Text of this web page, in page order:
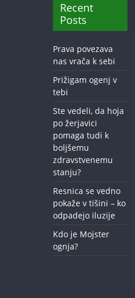
Recent
Posts
Prava povezava
nas vrača k sebi
Prižigam ogenj v
tebi
Ste vedeli, da hoja
po žerjavici
pomaga tudi k
boljšemu
zdravstvenemu
stanju?
Resnica se vedno
pokaže v tišini – ko
odpadejo iluzije
Kdo je Mojster
ognja?